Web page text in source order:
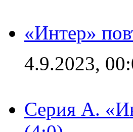
«Интер»
4.9.2023,
Серия А.